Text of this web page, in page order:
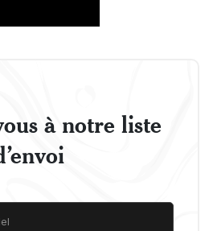
à notre liste